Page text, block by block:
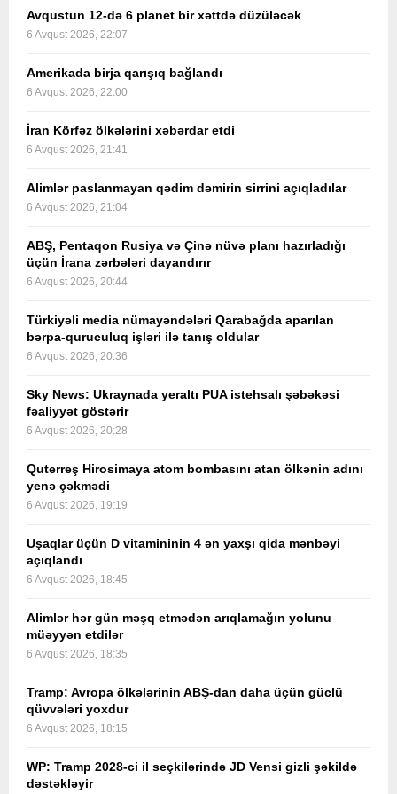
Avqustun 12-də 6 planet bir xəttdə düzüləcək
6 Avqust 2026, 22:07
Amerikada birja qarışıq bağlandı
6 Avqust 2026, 22:00
İran Körfəz ölkələrini xəbərdar etdi
6 Avqust 2026, 21:41
Alimlər paslanmayan qədim dəmirin sirrini açıqladılar
6 Avqust 2026, 21:04
ABŞ, Pentaqon Rusiya və Çinə nüvə planı hazırladığı
üçün İrana zərbələri dayandırır
6 Avqust 2026, 20:44
Türkiyəli media nümayəndələri Qarabağda aparılan
bərpa-quruculuq işləri ilə tanış oldular
6 Avqust 2026, 20:36
Sky News: Ukraynada yeraltı PUA istehsalı şəbəkəsi
fəaliyyət göstərir
6 Avqust 2026, 20:28
Quterreş Hirosimaya atom bombasını atan ölkənin adını
yenə çəkmədi
6 Avqust 2026, 19:19
Uşaqlar üçün D vitamininin 4 ən yaxşı qida mənbəyi
açıqlandı
6 Avqust 2026, 18:45
Alimlər hər gün məşq etmədən arıqlamağın yolunu
müəyyən etdilər
6 Avqust 2026, 18:35
Tramp: Avropa ölkələrinin ABŞ-dan daha üçün güclü
qüvvələri yoxdur
6 Avqust 2026, 18:15
WP: Tramp 2028-ci il seçkilərində JD Vensi gizli şəkildə
dəstəkləyir